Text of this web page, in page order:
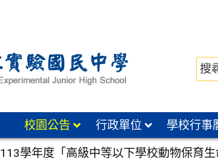
校園公告 行政單位 學校行事
113學年度「高級中等以下學校動物保育